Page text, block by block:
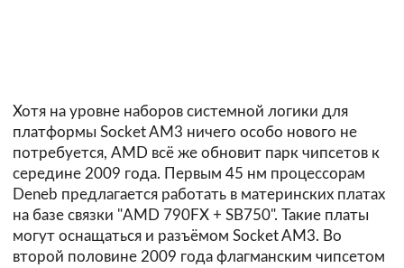
Хотя на уровне наборов системной логики для
платформы Socket AM3 ничего особо нового не
потребуется, AMD всё же обновит парк чипсетов к
середине 2009 года. Первым 45 нм процессорам
Deneb предлагается работать в материнских платах
на базе связки "AMD 790FX + SB750". Такие платы
могут оснащаться и разъёмом Socket AM3. Во
второй половине 2009 года флагманским чипсетом